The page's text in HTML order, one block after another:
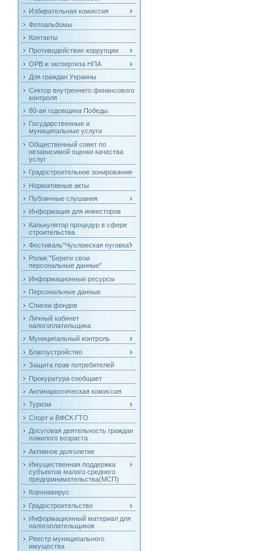
Избирательная комиссия
Фотоальбомы
Контакты
Противодействие коррупции
ОРВ и экспертиза НПА
Для граждан Украины
Сектор внутреннего финансового
контроля
80-ая годовщина Победы
Государственные и
муниципальные услуги
Общественный совет по
независимой оценки качества
услуг
Градостроительное зонирование
Нормативные акты
Публичные слушания
Информация для инвесторов
Калькулятор процедур в сфере
строительства
Фестиваль"Чухломская пуговка"
Ролик "Береги свои
персональные данные"
Информационные ресурсы
Персональные данные
Списки фондов
Личный кабинет
налогоплатильщика
Муниципальный контроль
Благоустройство
Защита прав потребителей
Прокуратура сообщает
Антинаркотическая комиссия
Туризм
Спорт и ВФСК ГТО
Досуговая деятельность граждан
пожилого возраста
Активное долголетие
Имущественная поддержка
субъектов малого среднего
предпринимательства(МСП)
Коронавирус
Градостроительство
Информационный материал для
налогоплательщиков
Реестр муниципального
имущества